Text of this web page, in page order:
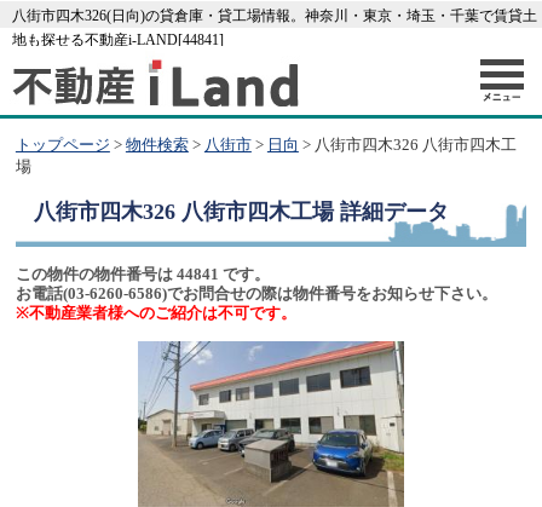
八街市四木326(日向)の貸倉庫・貸工場情報。神奈川・東京・埼玉・千葉で賃貸土
地も探せる不動産i-LAND[44841]
トップページ > 物件検索> 八街市> 日向 > 八街市四木326 八街市四木工
場
八街市四木326 八街市四木工場詳細データ
この物件の物件番号は 44841 です。
お電話(03-6260-6586)でお問合せの際は物件番号をお知らせ下さい。
※不動産業者様へのご紹介は不可です。